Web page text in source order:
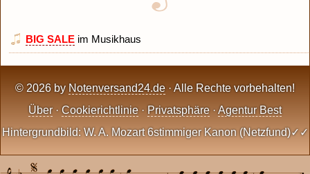
BIG SALE im Musikhaus
© 2026 by Notenversand24.de · Alle Rechte vorbehalten!
Über · Cookierichtlinie · Privatsphäre · Agentur Best
Hintergrundbild: W. A. Mozart 6stimmiger Kanon (Netzfund)✓✓